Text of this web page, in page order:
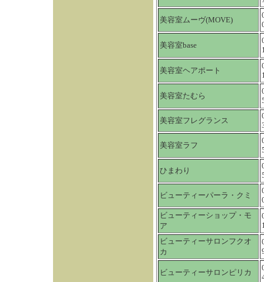
美容室ムーヴ(MOVE)
美容室base
美容室ヘアポート
美容室たむら
美容室フレグランス
美容室ラフ
ひまわり
ビューティーパーラ・クミ
ビューティーショップ・モ
ア
ビューティーサロンフクオ
カ
ビューティーサロンピリカ